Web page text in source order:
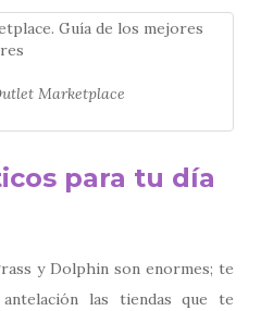
Marketplace
para tu día
y Dolphin son enormes; te
las tiendas que te